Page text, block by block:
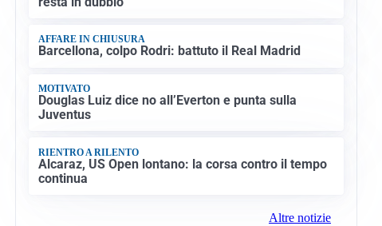
AFFARE IN CHIUSURA
Barcellona, colpo Rodri: battuto il Real Madrid
MOTIVATO
Douglas Luiz dice no all’Everton e punta sulla
Juventus
RIENTRO A RILENTO
Alcaraz, US Open lontano: la corsa contro il tempo
continua
Altre notizie